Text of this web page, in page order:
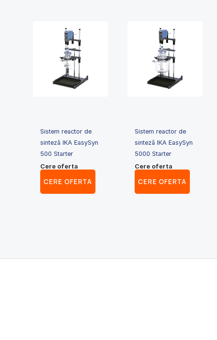
Sistem reactor de
sinteză IKA EasySyn
500 Starter
Cere oferta
CERE OFERTA
Sistem reactor de
sinteză IKA EasySyn
5000 Starter
Cere oferta
CERE OFERTA